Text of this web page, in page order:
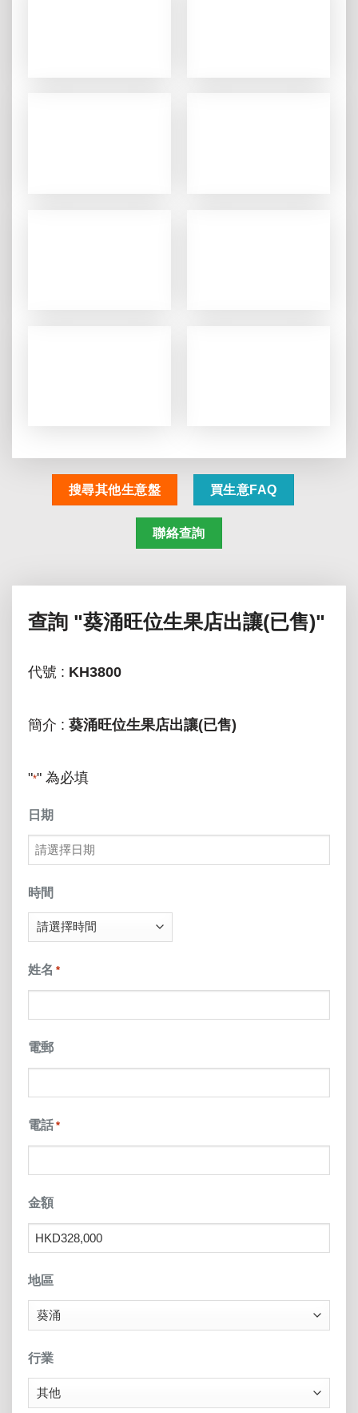
搜尋其他生意盤 買生意FAQ
聯絡查詢
查詢 "葵涌旺位生果店出讓(已售)"
代號 : KH3800
簡介 : 葵涌旺位生果店出讓(已售)
"*" 為必填
日期
MM
slash
DD
YYYY
時間
姓名 *
電郵
電話 *
金額
地區
行業